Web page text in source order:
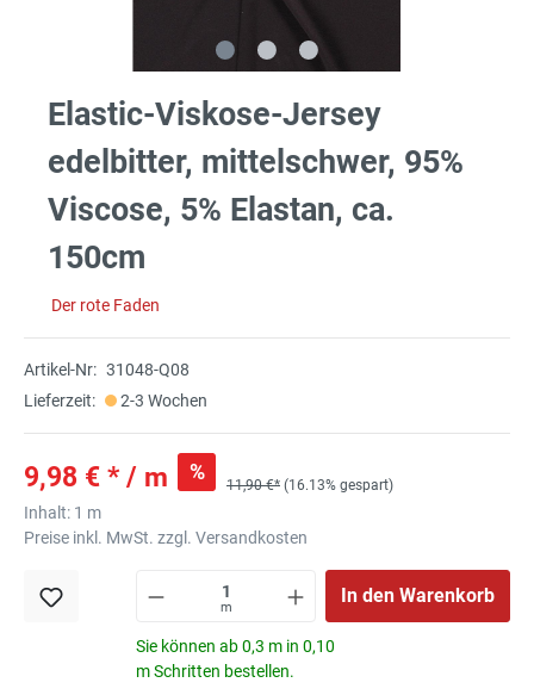
Elastic-Viskose-Jersey
edelbitter, mittelschwer, 95%
Viscose, 5% Elastan, ca.
150cm
Der rote Faden
Artikel-Nr: 31048-Q08
Lieferzeit:
2-3 Wochen
9,98 € * / m %
11,90 €* (16.13% gespart)
Inhalt: 1 m
Preise inkl. MwSt. zzgl. Versandkosten
m
In den Warenkorb
Sie können ab 0,3 m in 0,10
m Schritten bestellen.